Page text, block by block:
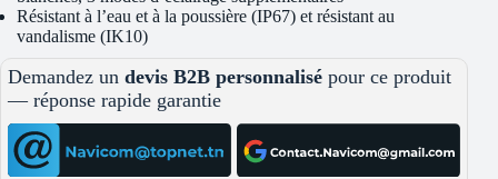
Résistant à l’eau et à la poussière (IP67) et résistant au
vandalisme (IK10)
Demandez un devis B2B personnalisé pour ce produit
— réponse rapide garantie